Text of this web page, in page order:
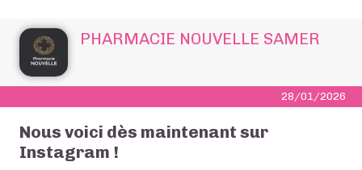
PHARMACIE NOUVELLE SAMER
28/01/2026
Nous voici dès maintenant sur
Instagram !